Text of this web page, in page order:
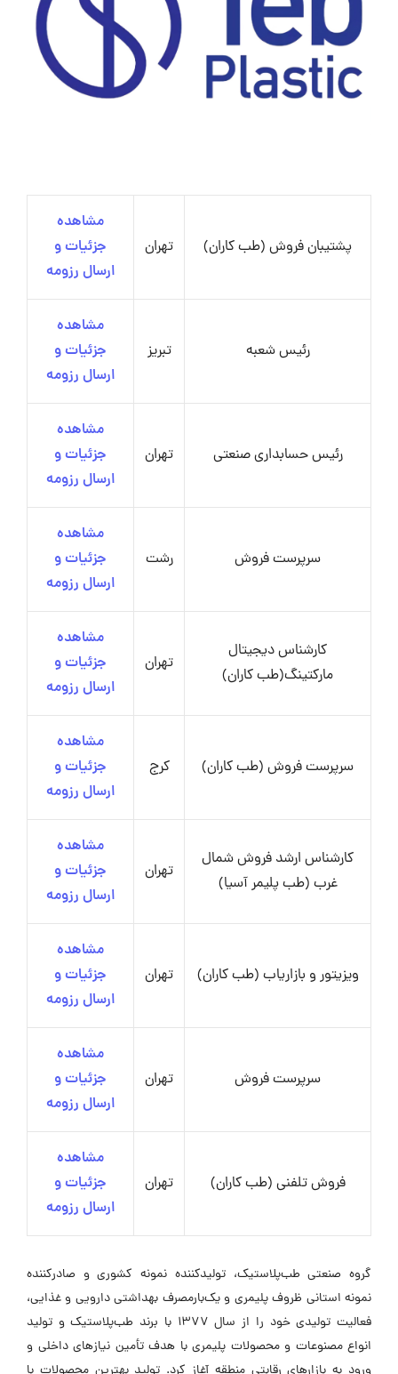
پشتیبان فروش (طب کاران) تهران
مشاهده
جزئیات و
ارسال رزومه
رئیس شعبه تبریز
مشاهده
جزئیات و
ارسال رزومه
رئیس حسابداری صنعتی تهران
مشاهده
جزئیات و
ارسال رزومه
سرپرست فروش رشت
مشاهده
جزئیات و
ارسال رزومه
کارشناس دیجیتال
مارکتینگ(طب کاران)
تهران
مشاهده
جزئیات و
ارسال رزومه
سرپرست فروش (طب کاران) کرج
مشاهده
جزئیات و
ارسال رزومه
کارشناس ارشد فروش شمال
غرب (طب پلیمر آسیا)
تهران
مشاهده
جزئیات و
ارسال رزومه
ویزیتور و بازاریاب (طب کاران) تهران
مشاهده
جزئیات و
ارسال رزومه
سرپرست فروش تهران
مشاهده
جزئیات و
ارسال رزومه
فروش تلفنی (طب کاران) تهران
مشاهده
جزئیات و
ارسال رزومه
گروه صنعتی طب‌پلاستیک، تولیدکننده نمونه کشوری و صادرکننده
نمونه استانی ظروف پلیمری و یک‌بارمصرف بهداشتی دارویی و غذایی،
فعالیت تولیدی خود را از سال ۱۳۷۷ با برند طب‌پلاستیک و تولید
انواع مصنوعات و محصولات پلیمری با هدف تأمین نیازهای داخلی و